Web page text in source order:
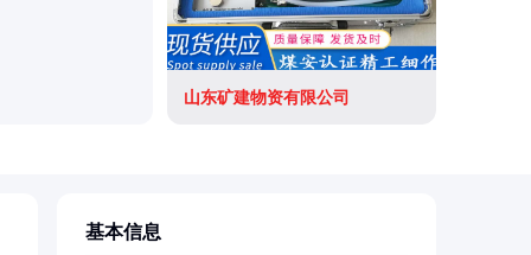
山东矿建物资有限公司
基本信息